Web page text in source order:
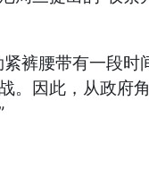
紧裤腰带有一段时
。因此，从政府